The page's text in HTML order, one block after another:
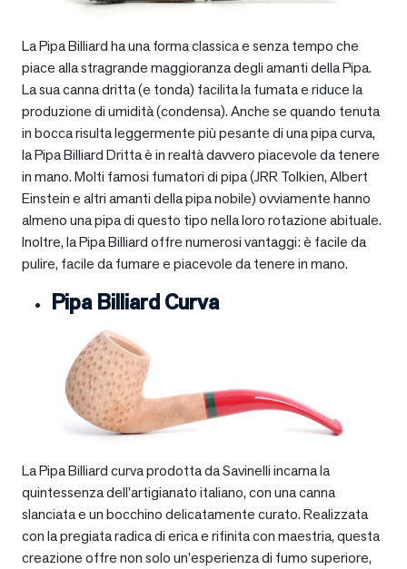
La Pipa Billiard ha una forma classica e senza tempo che
piace alla stragrande maggioranza degli amanti della Pipa.
La sua canna dritta (e tonda) facilita la fumata e riduce la
produzione di umidità (condensa). Anche se quando tenuta
in bocca risulta leggermente più pesante di una pipa curva,
la Pipa Billiard Dritta è in realtà davvero piacevole da tenere
in mano. Molti famosi fumatori di pipa (JRR Tolkien, Albert
Einstein e altri amanti della pipa nobile) ovviamente hanno
almeno una pipa di questo tipo nella loro rotazione abituale.
Inoltre, la Pipa Billiard offre numerosi vantaggi: è facile da
pulire, facile da fumare e piacevole da tenere in mano.
Pipa Billiard Curva
La Pipa Billiard curva prodotta da Savinelli incarna la
quintessenza dell’artigianato italiano, con una canna
slanciata e un bocchino delicatamente curato. Realizzata
con la pregiata radica di erica e rifinita con maestria, questa
creazione offre non solo un’esperienza di fumo superiore,